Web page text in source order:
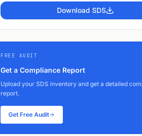
Download SDS
FREE AUDIT
Get a Compliance Report
Upload your SDS inventory and get a detailed
report.
Get Free Audit